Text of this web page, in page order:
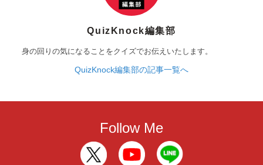
QuizKnock編集部
身の回りの気になることをクイズでお伝えいたします。
QuizKnock編集部の記事一覧へ
Follow Me